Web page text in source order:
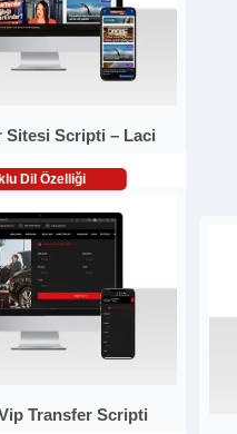
Sitesi Scripti – Laci
Dil Özelliği
Transfer Scripti